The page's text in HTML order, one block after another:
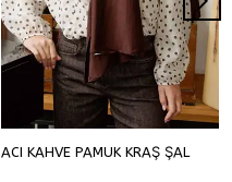
ACI KAHVE PAMUK KRAŞ ŞAL